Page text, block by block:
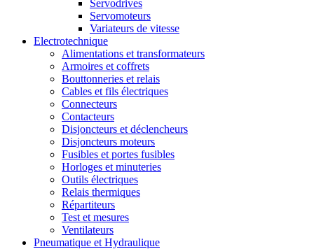
Servodrives
Servomoteurs
Variateurs de vitesse
Electrotechnique
Alimentations et transformateurs
Armoires et coffrets
Bouttonneries et relais
Cables et fils électriques
Connecteurs
Contacteurs
Disjoncteurs et déclencheurs
Disjoncteurs moteurs
Fusibles et portes fusibles
Horloges et minuteries
Outils électriques
Relais thermiques
Répartiteurs
Test et mesures
Ventilateurs
Pneumatique et Hydraulique